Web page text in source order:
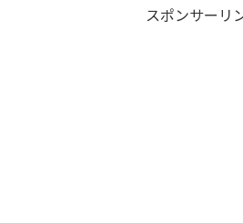
スポンサーリ